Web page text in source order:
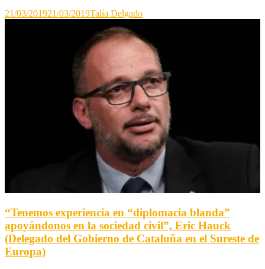
21/03/201921/03/2019Talía Delgado
“Tenemos experiencia en “diplomacia blanda”
apoyándonos en la sociedad civil”, Eric Hauck
(Delegado del Gobierno de Cataluña en el Sureste de
Europa)